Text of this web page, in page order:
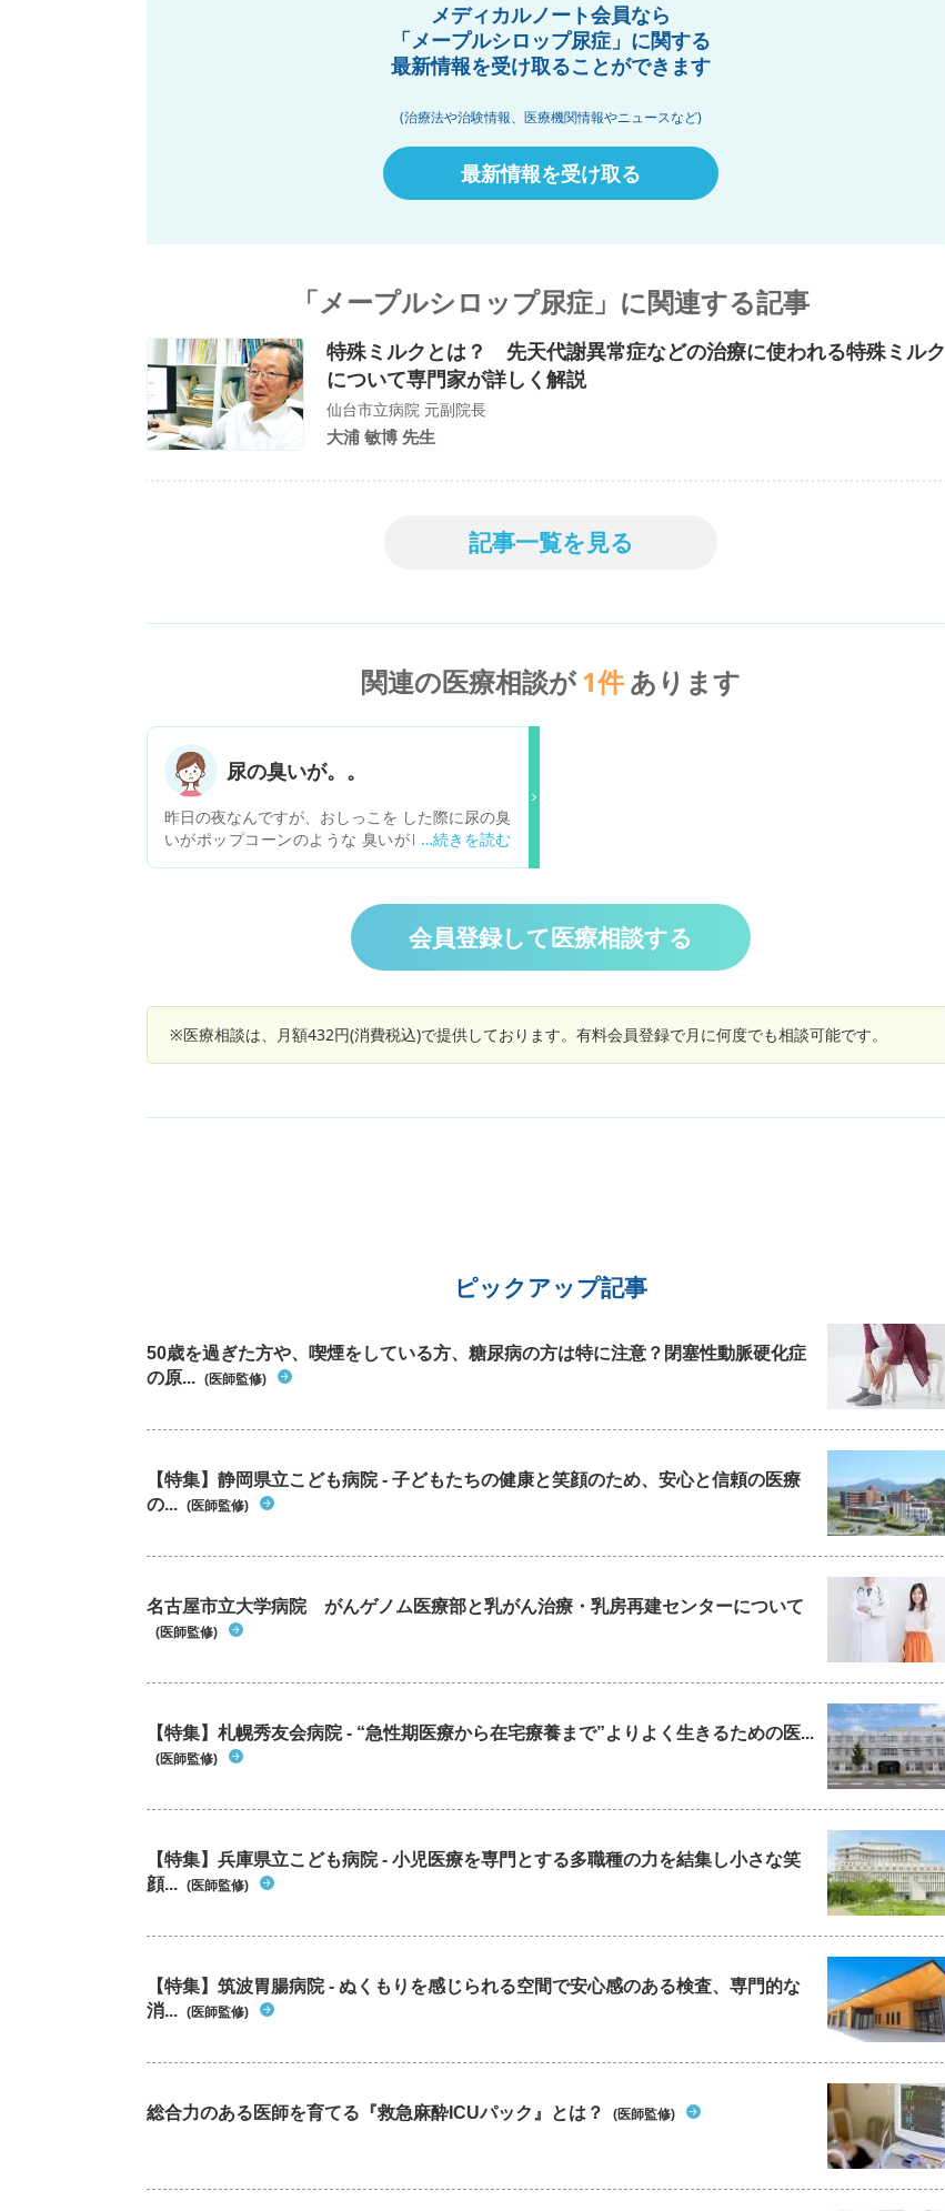
メディカルノート会員なら
「メープルシロップ尿症」に関する
最新情報を受け取ることができます
(治療法や治験情報、医療機関情報やニュースなど)
最新情報を受け取る
「メープルシロップ尿症」に関連する記事
特殊ミルクとは？ 先天代謝異常症などの治療に使われる特殊ミルク
について専門家が詳しく解説
仙台市立病院 元副院長
大浦 敏博 先生
記事一覧を見る
関連の医療相談が1件あります
尿の臭いが。。
昨日の夜なんですが、おしっこを した際に尿の臭
いがポップコーンのような 臭いがしました。 以
てあったんですが。 今回の尿も野菜を取れば ポ
ップコーンのような臭いは、消えますか？ また、
病気の可能性はありますか？
会員登録して医療相談する
※医療相談は、月額432円(消費税込)で提供しております。有料会員登録で月に何度でも相談可能です。
ピックアップ記事
50歳を過ぎた方や、喫煙をしている方、糖尿病の方は特に注意？閉塞性動脈硬化症
の原... (医師監修)
【特集】静岡県立こども病院 - 子どもたちの健康と笑顔のため、安心と信頼の医療
の... (医師監修)
名古屋市立大学病院 がんゲノム医療部と乳がん治療・乳房再建センターについて
(医師監修)
【特集】札幌秀友会病院 - “急性期医療から在宅療養まで”よりよく生きるための医...
(医師監修)
【特集】兵庫県立こども病院 - 小児医療を専門とする多職種の力を結集し小さな笑
顔... (医師監修)
【特集】筑波胃腸病院 - ぬくもりを感じられる空間で安心感のある検査、専門的な
消... (医師監修)
総合力のある医師を育てる『救急麻酔ICUパック』とは？ (医師監修)